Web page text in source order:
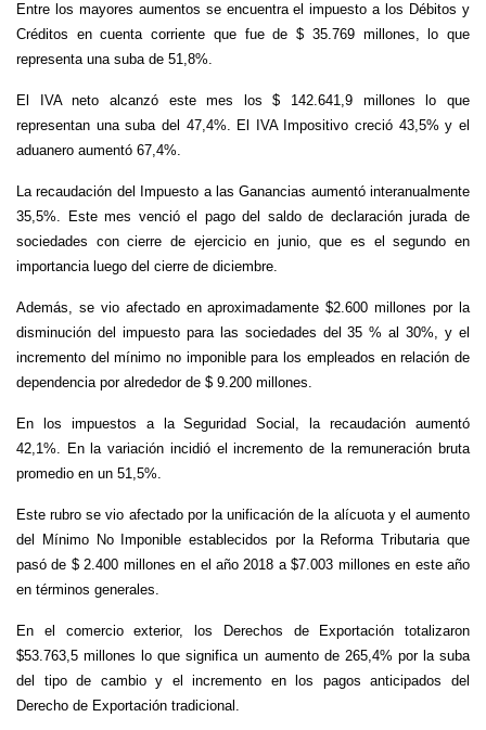
Entre los mayores aumentos se encuentra el impuesto a los Débitos y
Créditos en cuenta corriente que fue de $ 35.769 millones, lo que
representa una suba de 51,8%.
El IVA neto alcanzó este mes los $ 142.641,9 millones lo que
representan una suba del 47,4%. El IVA Impositivo creció 43,5% y el
aduanero aumentó 67,4%.
La recaudación del Impuesto a las Ganancias aumentó interanualmente
35,5%. Este mes venció el pago del saldo de declaración jurada de
sociedades con cierre de ejercicio en junio, que es el segundo en
importancia luego del cierre de diciembre.
Además, se vio afectado en aproximadamente $2.600 millones por la
disminución del impuesto para las sociedades del 35 % al 30%, y el
incremento del mínimo no imponible para los empleados en relación de
dependencia por alrededor de $ 9.200 millones.
En los impuestos a la Seguridad Social, la recaudación aumentó
42,1%. En la variación incidió el incremento de la remuneración bruta
promedio en un 51,5%.
Este rubro se vio afectado por la unificación de la alícuota y el aumento
del Mínimo No Imponible establecidos por la Reforma Tributaria que
pasó de $ 2.400 millones en el año 2018 a $7.003 millones en este año
en términos generales.
En el comercio exterior, los Derechos de Exportación totalizaron
$53.763,5 millones lo que significa un aumento de 265,4% por la suba
del tipo de cambio y el incremento en los pagos anticipados del
Derecho de Exportación tradicional.